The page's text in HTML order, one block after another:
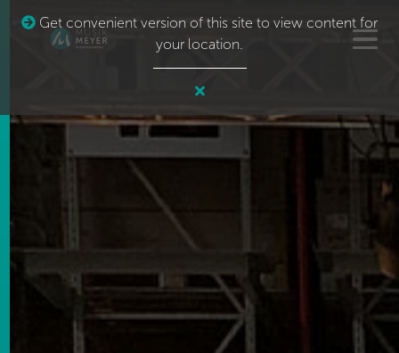
Get convenient version of this site to view content for
your location.